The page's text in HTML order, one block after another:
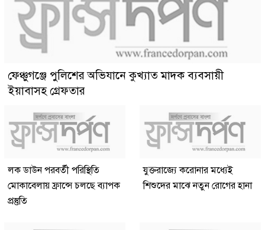
ফেঞ্চুগঞ্জে পুলিশের অভিযানে কুখ্যাত মাদক ব্যবসায়ী
ইয়াবাসহ গ্রেফতার
লক ডাউন পরবর্তী পরিস্থিতি
মোকাবেলায় ফ্রান্সে চলছে ব্যাপক
প্রস্তুতি
যুক্তরাজ্যে করোনার মধ্যেই
শিশুদের মাঝে নতুন রোগের হানা